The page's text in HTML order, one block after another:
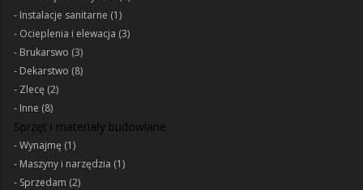
Instalacje sanitarne (1)
Ocieplenia i elewacja (3)
Brukarswo (3)
Dekarstwo (8)
Zlecę (2)
Inne (8)
Sprzęt i materiały budowlane
Wynajmę (1)
Maszyny i narzędzia (1)
Sprzedam (2)